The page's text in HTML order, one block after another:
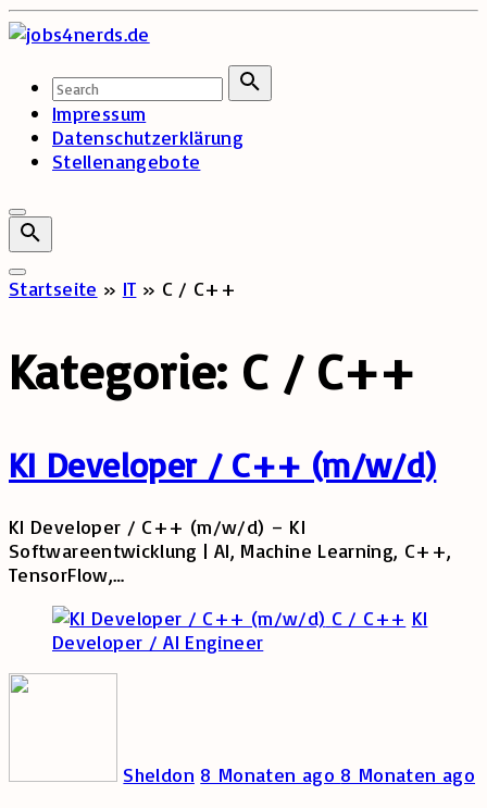
Skip
to
Search
Search
for:
Impressum
Datenschutzerklärung
Stellenangebote
Startseite » IT » C / C++
Kategorie: C / C++
KI Developer / C++ (m/w/d)
KI Developer / C++ (m/w/d) – KI
Softwareentwicklung | AI, Machine Learning, C++,
TensorFlow,…
C / C++ KI
Developer / AI Engineer
Sheldon 8 Monaten ago 8 Monaten ago